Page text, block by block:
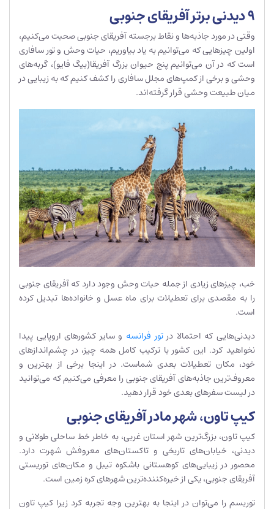
9 دیدنی برتر آفریقای جنوبی
وقتی در مورد جاذبه‌ها و نقاط برجسته آفریقای جنوبی صحبت می‌کنیم،
اولین چیزهایی که می‌توانیم به یاد بیاوریم، حیات وحش و تور سافاری
است که در آن می‌توانیم پنج حیوان بزرگ آفریقا(بیگ فایو)، گربه‌های
وحشی و برخی از کمپ‌های مجلل سافاری را کشف کنیم که به زیبایی در
میان طبیعت وحشی قرار گرفته‌اند.
خب، چیزهای زیادی از جمله حیات وحش وجود دارد که آفریقای جنوبی
را به مقصدی برای تعطیلات برای ماه عسل و خانواده‌ها تبدیل کرده
است.
دیدنی‌هایی که احتمالا درتور فرانسه و سایر کشور‌های اروپایی پیدا
نخواهید کرد. این کشور با ترکیب کامل همه چیز، در چشم‌اندازهای
خود، مکان تعطیلات بعدی شماست. در اینجا برخی از بهترین و
معروف‌ترین جاذبه‌های آفریقای جنوبی را معرفی می‌کنیم که می‌توانید
در لیست سفر‌های بعدی خود قرار دهید.
کیپ تاون، شهر مادر آفریقای جنوبی
کیپ تاون، بزرگ‌ترین شهر استان غربی، به خاطر خط ساحلی طولانی و
دیدنی، خیابان‌های تاریخی و تاکستان‌های معروفش شهرت دارد.
محصور در زیبایی‌های کوهستانی باشکوه تیبل و مکان‌های توریستی
آفریقای جنوبی، یکی از خیره‌کننده‌ترین شهرهای کره زمین است.
توریسم را می‌توان در اینجا به بهترین وجه تجربه کرد زیرا کیپ تاون